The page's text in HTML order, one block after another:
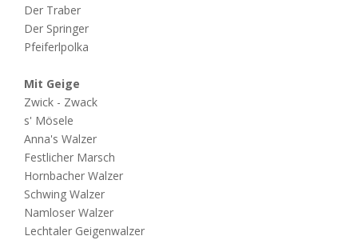
Der Traber
Der Springer
Pfeiferlpolka
Mit Geige
Zwick - Zwack
s' Mösele
Anna's Walzer
Festlicher Marsch
Hornbacher Walzer
Schwing Walzer
Namloser Walzer
Lechtaler Geigenwalzer